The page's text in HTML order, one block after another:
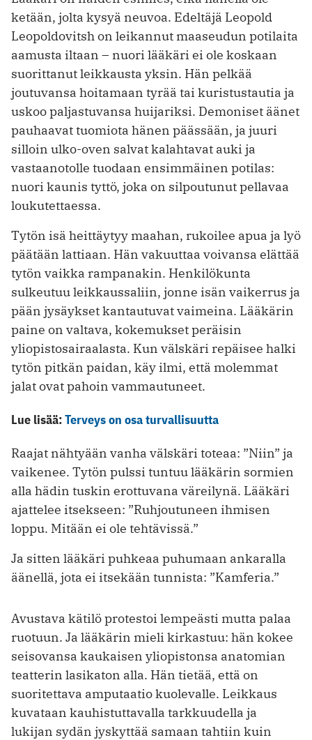
ketään, jolta kysyä neuvoa. Edeltäjä Leopold
Leopoldovitsh on leikannut maaseudun potilaita
aamusta iltaan – nuori lääkäri ei ole koskaan
suorittanut leikkausta yksin. Hän pelkää
joutuvansa hoitamaan tyrää tai kuristustautia ja
uskoo paljastuvansa huijariksi. Demo­niset äänet
pauhaavat tuomiota hänen päässään, ja juuri
silloin ulko-oven salvat kalahtavat auki ja
vastaanotolle tuodaan ensimmäinen potilas:
nuori kaunis tyttö, joka on silpoutunut pellavaa
loukutettaessa.
Tytön isä heittäytyy maahan, rukoilee apua ja lyö
päätään lattiaan. Hän vakuuttaa voivansa elättää
tytön vaikka rampanakin. Henkilökunta
sulkeutuu leikkaussaliin, jonne isän vaikerrus ja
pään jysäykset kantautuvat vaimeina. Lääkärin
paine on valtava, kokemukset peräisin
yliopistosairaalasta. Kun välskäri repäisee halki
tytön pitkän paidan, käy ilmi, että molemmat
jalat ovat pahoin vammautuneet.
Lue lisää:Terveys on osa turvallisuutta
Raajat nähtyään vanha välskäri toteaa: ”Niin” ja
vaikenee. Tytön pulssi tuntuu lääkärin sormien
alla hädin tuskin erottu­vana väreilynä. Lääkäri
ajattelee itsekseen: ”Ruhjoutuneen ihmisen
loppu. Mitään ei ole tehtävissä.”
Ja sitten lääkäri puh­­keaa puhumaan ankaralla
äänellä, jota ei itsekään tunnista: ”Kamferia.”
Avustava kätilö protestoi lempeästi mutta palaa
ruotuun. Ja lääkärin mieli kirkastuu: hän kokee
seisovansa kaukaisen yliopistonsa anatomian
teatterin lasikaton alla. Hän tietää, että on
suoritettava amputaatio kuolevalle. Leikkaus
kuvataan kauhistuttavalla tarkkuudella ja
lukijan sydän jyskyttää samaan tahtiin kuin